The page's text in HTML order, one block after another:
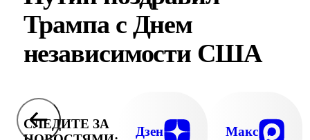
Трампа с Днем
независимости США
СЛЕДИТЕ ЗА
Дзен Макс